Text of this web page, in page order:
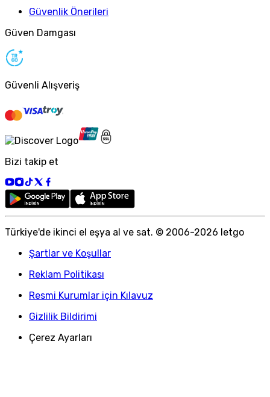
Güvenlik Önerileri
Güven Damgası
Güvenli Alışveriş
Bizi takip et
Türkiye'de ikinci el eşya al ve sat. © 2006-2026 letgo
Şartlar ve Koşullar
Reklam Politikası
Resmi Kurumlar için Kılavuz
Gizlilik Bildirimi
Çerez Ayarları